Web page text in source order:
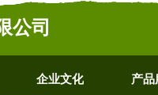
公司
企业文化 产品